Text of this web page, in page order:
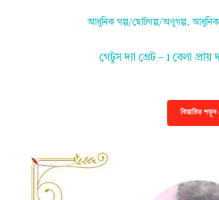
আধুনিক গল্প/ছোটগল্প/অণুগল্প,আধুনিক
গেটুস দ্যা গ্রেট – 1 বেলা
বিস্তারিত পড়ুন